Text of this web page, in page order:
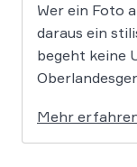
Wer ein Foto
daraus ein
begeht keine
KI-gestützte
die
Mehr